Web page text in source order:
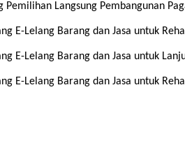
Pemilihan Langsung Pembangunan
E-Lelang Barang dan Jasa untuk
E-Lelang Barang dan Jasa untuk
E-Lelang Barang dan Jasa untuk